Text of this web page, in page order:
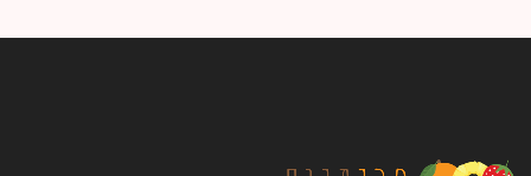
חגיגה באדום